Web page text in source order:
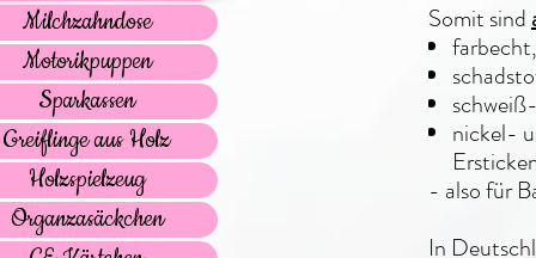
Somit sind
farbecht,
nickel-
- also für
In
Milchzahndose
Motorikpuppen
Sparkassen
Greiflinge aus Holz
Holzspielzeug
Organzasäckchen